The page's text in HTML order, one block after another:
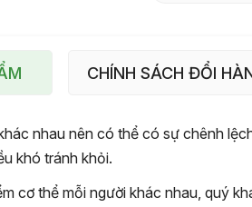
CHÍNH SÁCH ĐỔI
nhau nên có thể có sự chênh
khó tránh khỏi.
cơ thể mỗi người khác nhau, quý